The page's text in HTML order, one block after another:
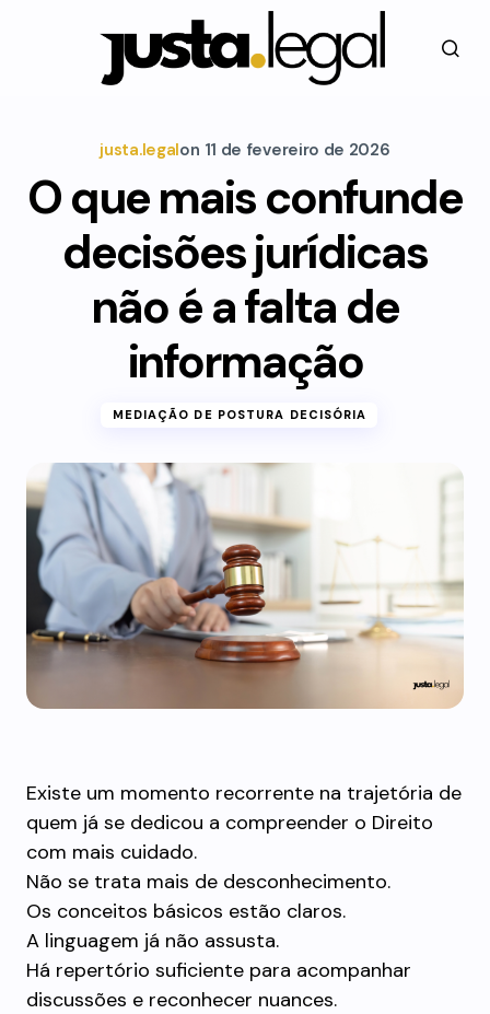
justa.legalon 11 de fevereiro de 2026
O que mais confunde
decisões jurídicas
não é a falta de
informação
MEDIAÇÃO DE POSTURA DECISÓRIA
Existe um momento recorrente na trajetória de
quem já se dedicou a compreender o Direito
com mais cuidado.
Não se trata mais de desconhecimento.
Os conceitos básicos estão claros.
A linguagem já não assusta.
Há repertório suficiente para acompanhar
discussões e reconhecer nuances.